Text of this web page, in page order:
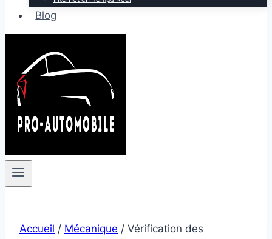
Blog
Accueil / Mécanique / Vérification des